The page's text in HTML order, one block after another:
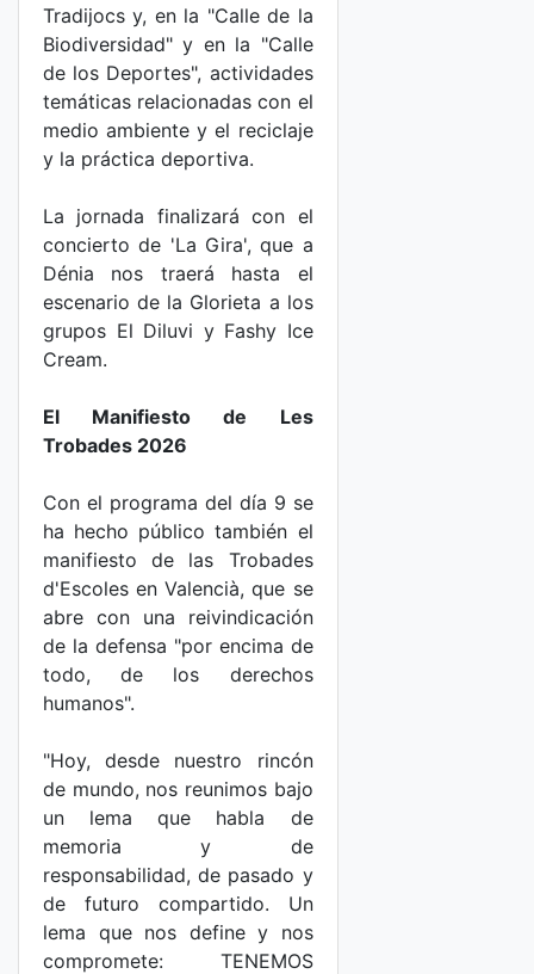
Tradijocs y, en la "Calle de la
Biodiversidad" y en la "Calle
de los Deportes", actividades
temáticas relacionadas con el
medio ambiente y el reciclaje
y la práctica deportiva.
La jornada finalizará con el
concierto de 'La Gira', que a
Dénia nos traerá hasta el
escenario de la Glorieta a los
grupos El Diluvi y Fashy Ice
Cream.
El Manifiesto de Les
Trobades 2026
Con el programa del día 9 se
ha hecho público también el
manifiesto de las Trobades
d'Escoles en Valencià, que se
abre con una reivindicación
de la defensa "por encima de
todo, de los derechos
humanos".
"Hoy, desde nuestro rincón
de mundo, nos reunimos bajo
un lema que habla de
memoria y de
responsabilidad, de pasado y
de futuro compartido. Un
lema que nos define y nos
compromete: TENEMOS